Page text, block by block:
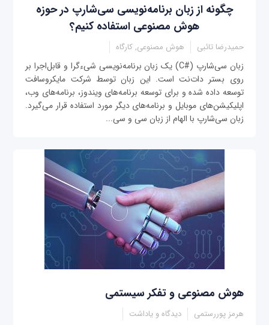
چگونه از زبان برنامه‌نویسی سی‌شارپ در حوزه
هوش مصنوعی استفاده کنیم؟
حمیدرضا تائبی هوش مصنوعی, کارگاه
زبان سی‌شارپ (#C) یک زبان برنامه‌نویسی شی‌ءگرا و قابل‌اجرا بر
روی بستر دات‌نت است. این زبان توسط شرکت مایکروسافت
توسعه داده شده و برای توسعه برنامه‌های ویندوز، برنامه‌های وب،
اپلیکیشن‌های موبایل و برنامه‌های دیگر مورد استفاده قرار می‌گیرد.
زبان سی‌شارپ با الهام از زبان سی و سی‌...
هوش مصنوعی و تفکر سیستمی
هرمز پوررستمی دیدگاه و یاداشت